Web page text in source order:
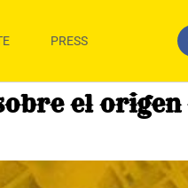
PRESS
el origen